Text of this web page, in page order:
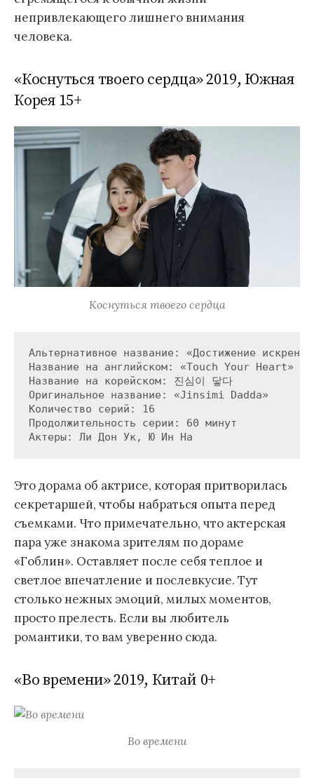
непривлекающего лишнего внимания
человека.
«Коснуться твоего сердца» 2019, Южная
Корея 15+
Коснуться твоего сердца
Альтернативное название: «Достижение
Название на английском: «Touch Your Heart»
Название на корейском: 진심이 닿다
Оригинальное название: «Jinsimi Dadda»
Количество серий: 16
Продолжительность серии: 60 минут
Это дорама об актрисе, которая притворилась
секретаршей, чтобы набраться опыта перед
съемками. Что примечательно, что актерская
пара уже знакома зрителям по дораме
«Гоблин». Оставляет после себя теплое и
светлое впечатление и послевкусие. Тут
столько нежных эмоций, милых моментов,
просто прелесть. Если вы любитель
романтики, то вам уверенно сюда.
«Во времени» 2019, Китай 0+
Во времени